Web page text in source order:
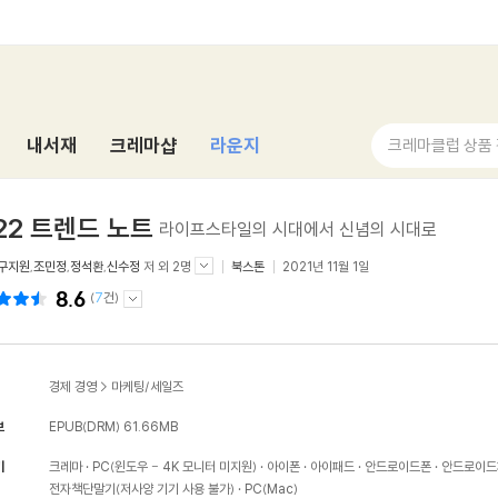
내서재 크레마샵 라운지 크레마클럽 상품
트렌드 노트 라이프스타일의 시대에서 신념의 시대로
지원,조민정,정석환,신수정 저 외 2명 북스톤 2021년 11월 1일
8.6 (7건)
경제 경영 > 마케팅/세일즈
EPUB(DRM) 61.66MB
크레마 PC(윈도우 - 4K 모니터 미지원) 아이폰 아이패드 안드로이드폰
안드로이
전자책단말기(저사양 기기 사용 불가)
PC(Mac)